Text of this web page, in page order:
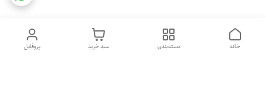
پروفایل سبد خرید دسته‌بندی خانه